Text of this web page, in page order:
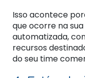
Isso acontece
que ocorre na
automatizada,
recursos
do seu time